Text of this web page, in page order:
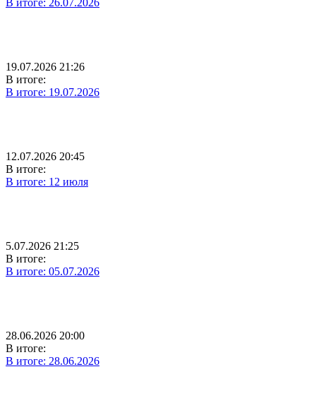
19.07.2026 21:26
В итоге:
В итоге: 19.07.2026
12.07.2026 20:45
В итоге:
В итоге: 12 июля
5.07.2026 21:25
В итоге:
В итоге: 05.07.2026
28.06.2026 20:00
В итоге:
В итоге: 28.06.2026